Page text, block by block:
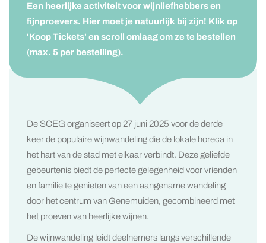
Een heerlijke activiteit voor wijnliefhebbers en
fijnproevers. Hier moet je natuurlijk bij zijn! Klik op
'Koop Tickets' en scroll omlaag om ze te bestellen
(max. 5 per bestelling).
De SCEG organiseert op 27 juni 2025 voor de derde
keer de populaire wijnwandeling die de lokale horeca in
het hart van de stad met elkaar verbindt. Deze geliefde
gebeurtenis biedt de perfecte gelegenheid voor vrienden
en familie te genieten van een aangename wandeling
door het centrum van Genemuiden, gecombineerd met
het proeven van heerlijke wijnen.
De wijnwandeling leidt deelnemers langs verschillende